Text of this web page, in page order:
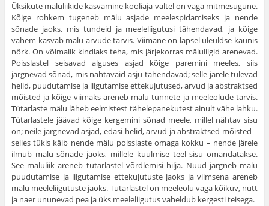
Üksikute mäluliikide kasvamine kooliaja vältel on väga mitmesugune.
Kõige rohkem tugeneb mälu asjade meelespidamiseks ja nende
sõnade jaoks, mis tundeid ja meeleliigutusi tähendavad, ja kõige
vähem kasvab mälu arvude tarvis. Viimane on lapsel üleüldse kaunis
nõrk. On või­malik kindlaks teha, mis järjekorras mäluliigid arenevad.
Poisslastel seisavad alguses asjad kõige paremini meeles, siis
järgnevad sõnad, mis nähtavaid asju tähendavad; selle järele tulevad
helid, puudutamise ja liigutamise ettekujutused, arvud ja abstraktsed
mõisted ja kõige viimaks areneb mälu tunnete ja meeleolude tarvis.
Tütarlaste mälu läheb eel­mistest tähelepanekutest ainult vähe lahku.
Tütarlastele jää­vad kõige kergemini sõnad meele, millel nähtav sisu
on; neile järgnevad asjad, edasi helid, arvud ja abstraktsed mõisted –
selles tükis käib nende mälu poisslaste omaga kokku – nende järele
ilmub malu sõnade jaoks, millele kuulmise teel sisu omandatakse.
See mäluliik areneb tütar­lastel võrdlemisi hilja. Nüüd järgneb mälu
puudutamise ja liigutamise ettekujutuste jaoks ja viimsena areneb
mälu meeleliigutuste jaoks. Tütarlastel on meeleolu väga kõikuv, nutt
ja naer ununevad pea ja üks meeleliigutus vaheldub kergesti teisega.